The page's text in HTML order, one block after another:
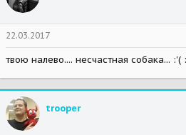
22.03.2017
твою налево.... несчастная собака... :'(
trooper